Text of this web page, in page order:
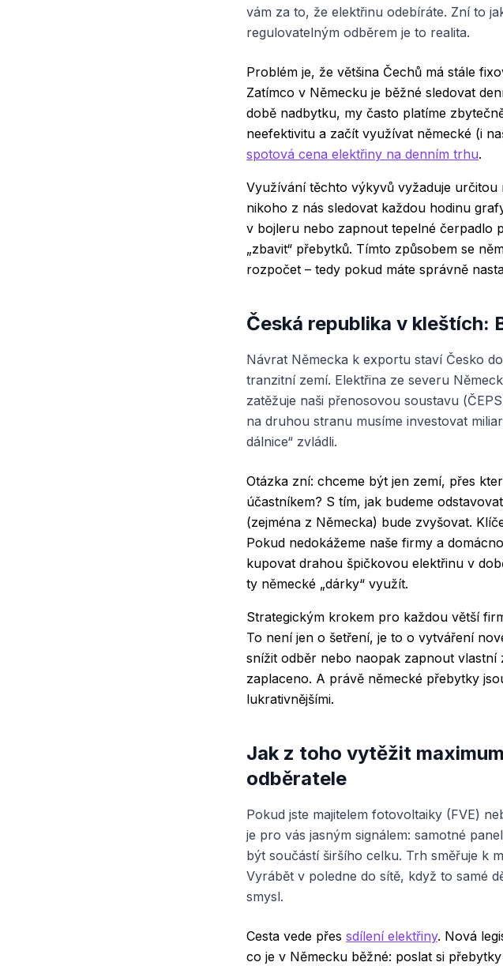
vám za to, že elektřinu odebíráte. Zní to
regulovatelným odběrem je to realita.
Problém je, že většina Čechů má stále
Zatímco v Německu je běžné sledovat
době nadbytku, my často platíme
neefektivitu a začít využívat německé (i
spotová cena elektřiny na denním trhu.
Využívání těchto výkyvů vyžaduje
nikoho z nás sledovat každou hodinu
v bojleru nebo zapnout tepelné čerpadlo
„zbavit“ přebytků. Tímto způsobem se
rozpočet – tedy pokud máte správně
Česká republika v kleštích:
Návrat Německa k exportu staví Česko
tranzitní zemí. Elektřina ze severu
zatěžuje naši přenosovou soustavu
na druhou stranu musíme investovat
dálnice“ zvládli.
Otázka zní: chceme být jen zemí, přes
účastníkem? S tím, jak budeme
(zejména z Německa) bude zvyšovat.
Pokud nedokážeme naše firmy a
kupovat drahou špičkovou elektřinu v
ty německé „dárky“ využít.
Strategickým krokem pro každou větší
To není jen o šetření, je to o vytváření
snížit odběr nebo naopak zapnout
zaplaceno. A právě německé přebytky
lukrativnějšími.
Jak z toho vytěžit
odběratele
Pokud jste majitelem fotovoltaiky (FVE)
je pro vás jasným signálem: samotné
být součástí širšího celku. Trh směřuje k
Vyrábět v poledne do sítě, když to samé
smysl.
Cesta vede přes sdílení elektřiny. Nová
co je v Německu běžné: poslat si